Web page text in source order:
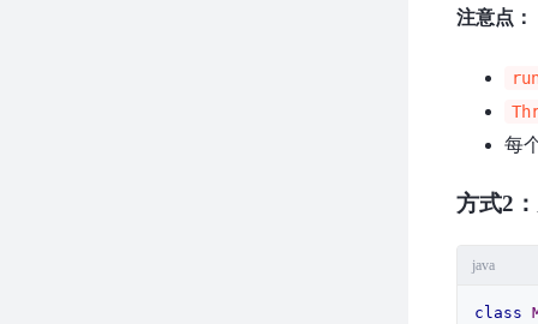
注意点：
每
方式2
java
class